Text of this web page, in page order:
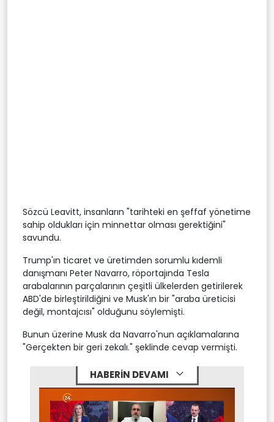
Sözcü Leavitt, insanların "tarihteki en şeffaf yönetime
sahip oldukları için minnettar olması gerektiğini"
savundu.
Trump'ın ticaret ve üretimden sorumlu kıdemli
danışmanı Peter Navarro, röportajında Tesla
arabalarının parçalarının çeşitli ülkelerden getirilerek
ABD'de birleştirildiğini ve Musk'ın bir "araba üreticisi
değil, montajcısı" olduğunu söylemişti.
Bunun üzerine Musk da Navarro'nun açıklamalarına
"Gerçekten bir geri zekalı." şeklinde cevap vermişti.
HABERİN DEVAMI